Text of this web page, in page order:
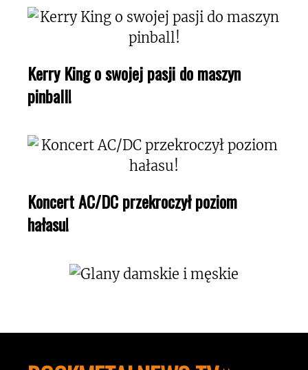
Kerry King o swojej pasji do maszyn
pinball!
Koncert AC/DC przekroczył poziom
hałasu!